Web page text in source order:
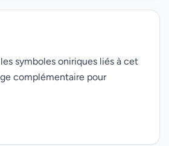
symboles oniriques liés à cet
complémentaire pour